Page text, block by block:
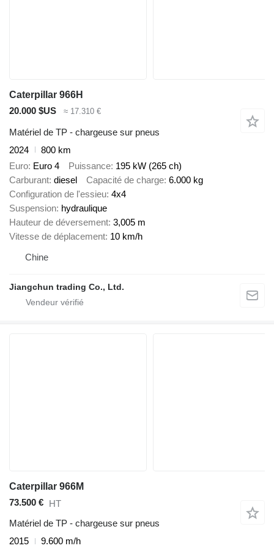
Caterpillar 966H
20.000 $US
≈ 17.310 €
Matériel de TP - chargeuse sur pneus
2024
800 km
Euro Euro 4 Puissance 195 kW (265 ch)
Carburant diesel Capacité de charge 6.000 kg
Configuration de l'essieu 4x4
Suspension hydraulique
Hauteur de déversement 3,005 m
Vitesse de déplacement 10 km/h
Chine
Jiangchun trading Co., Ltd.
Caterpillar 966M
73.500 € HT
Matériel de TP - chargeuse sur pneus
2015
9.600 m/h